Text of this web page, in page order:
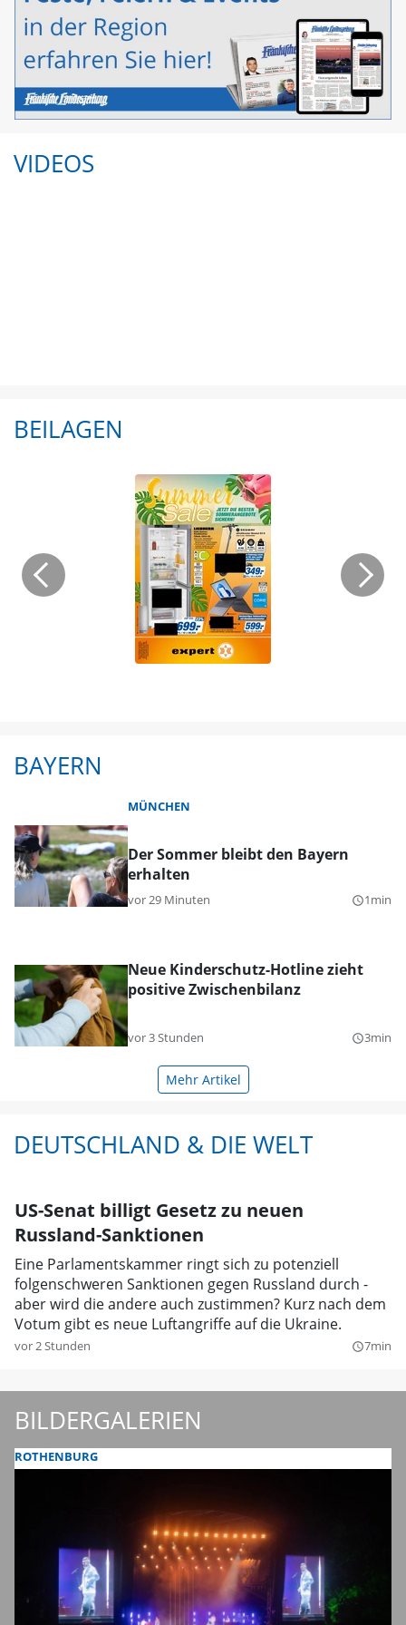
VIDEOS
BEILAGEN
BAYERN
MÜNCHEN
Der Sommer bleibt den Bayern
erhalten
vor 29 Minuten query_builder1min
Neue Kinderschutz-Hotline zieht
positive Zwischenbilanz
vor 3 Stunden query_builder3min
Mehr Artikel
DEUTSCHLAND & DIE WELT
US-Senat billigt Gesetz zu neuen
Russland-Sanktionen
Eine Parlamentskammer ringt sich zu potenziell
folgenschweren Sanktionen gegen Russland durch -
aber wird die andere auch zustimmen? Kurz nach dem
Votum gibt es neue Luftangriffe auf die Ukraine.
vor 2 Stunden query_builder7min
BILDERGALERIEN
ROTHENBURG